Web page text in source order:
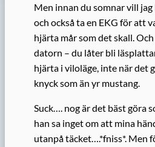
Men innan du somnar vill
och också ta en EKG för att
hjärta mår som det skall.
datorn – du låter bli
hjärta i viloläge, inte när det
knyck som än yr mustang.
Suck…. nog är det bäst göra
han sa inget om att mina
utanpå täcket….*fniss*. Men